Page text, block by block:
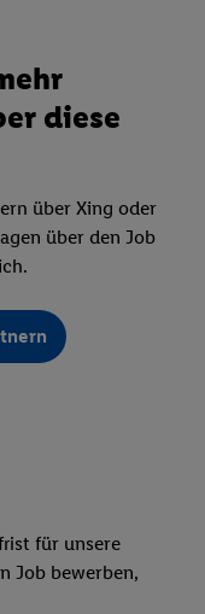
diese
über Xing oder
über den Job
für unsere
Job bewerben,